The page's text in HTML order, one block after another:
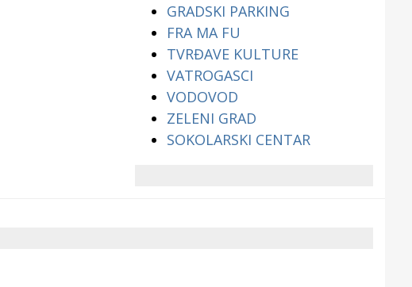
GRADSKI PARKING
FRA MA FU
TVRĐAVE KULTURE
VATROGASCI
VODOVOD
ZELENI GRAD
SOKOLARSKI CENTAR